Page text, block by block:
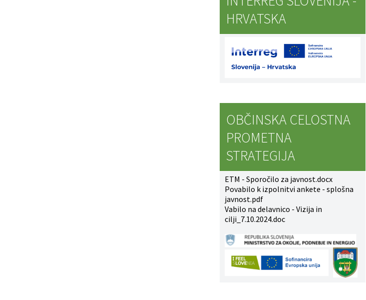
HRVATSKA
OBČINSKA CELOSTNA
PROMETNA
STRATEGIJA
ETM - Sporočilo za javnost.docx
Povabilo k izpolnitvi ankete - splošna
javnost.pdf
Vabilo na delavnico - Vizija in
cilji_7.10.2024.doc